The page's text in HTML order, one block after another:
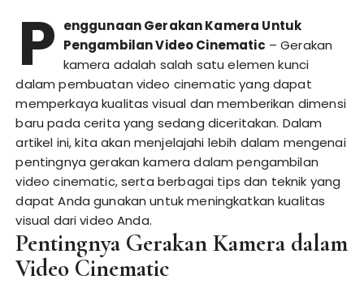
P enggunaan Gerakan Kamera Untuk
Pengambilan Video Cinematic – Gerakan
kamera adalah salah satu elemen kunci
dalam pembuatan video cinematic yang dapat
memperkaya kualitas visual dan memberikan dimensi
baru pada cerita yang sedang diceritakan. Dalam
artikel ini, kita akan menjelajahi lebih dalam mengenai
pentingnya gerakan kamera dalam pengambilan
video cinematic, serta berbagai tips dan teknik yang
dapat Anda gunakan untuk meningkatkan kualitas
visual dari video Anda.
Pentingnya Gerakan Kamera dalam
Video Cinematic